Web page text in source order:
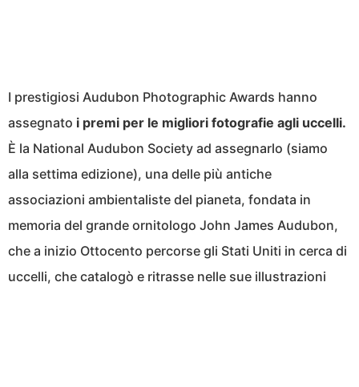
I prestigiosi Audubon Photographic Awards hanno
assegnato i premi per le migliori fotografie agli uccelli.
È la National Audubon Society ad assegnarlo (siamo
alla settima edizione), una delle più antiche
associazioni ambientaliste del pianeta, fondata in
memoria del grande ornitologo John James Audubon,
che a inizio Ottocento percorse gli Stati Uniti in cerca di
uccelli, che catalogò e ritrasse nelle sue illustrazioni